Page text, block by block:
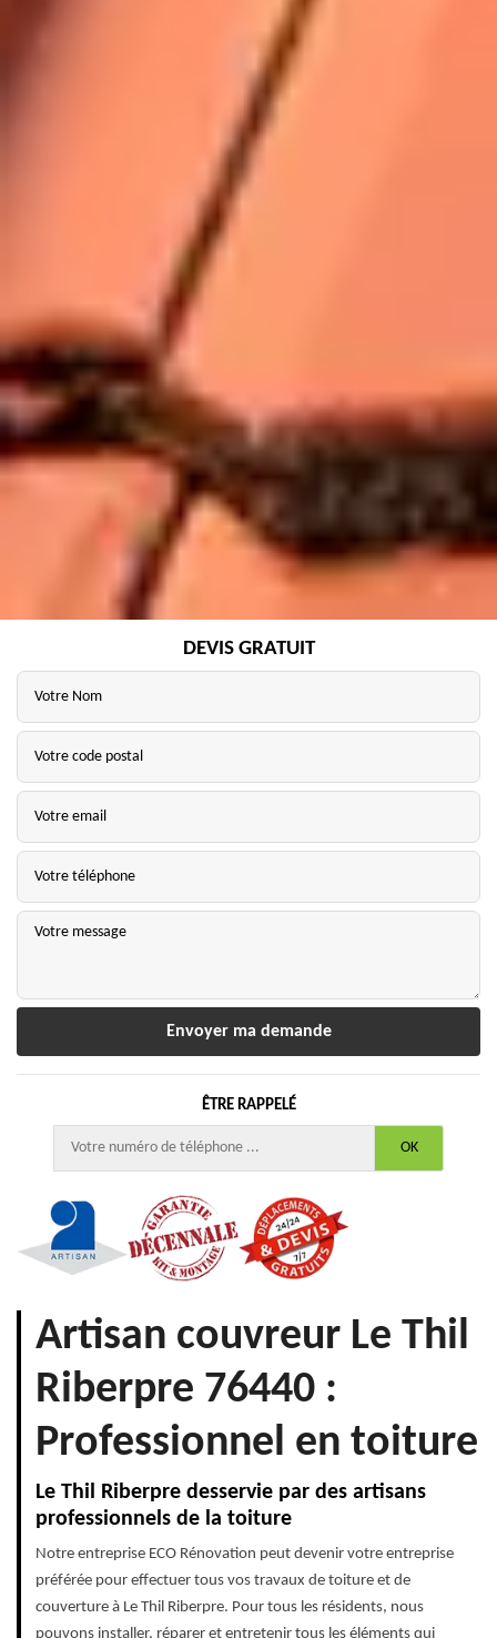
DEVIS GRATUIT
ÊTRE RAPPELÉ
Artisan couvreur Le Thil
Riberpre 76440 :
Professionnel en toiture
Le Thil Riberpre desservie par des artisans
professionnels de la toiture
Notre entreprise ECO Rénovation peut devenir votre entreprise
préférée pour effectuer tous vos travaux de toiture et de
couverture à Le Thil Riberpre. Pour tous les résidents, nous
pouvons installer, réparer et entretenir tous les éléments qui